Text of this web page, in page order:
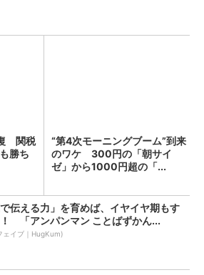
関税
勝ち
“第4次モーニングブーム”到来
のワケ 300円の「朝サイ
ゼ」から1000円超の「...
で伝える力」を育めば、イヤイヤ期もす
「アンパンマン ことばずかん...
ェイブ｜HugKum)